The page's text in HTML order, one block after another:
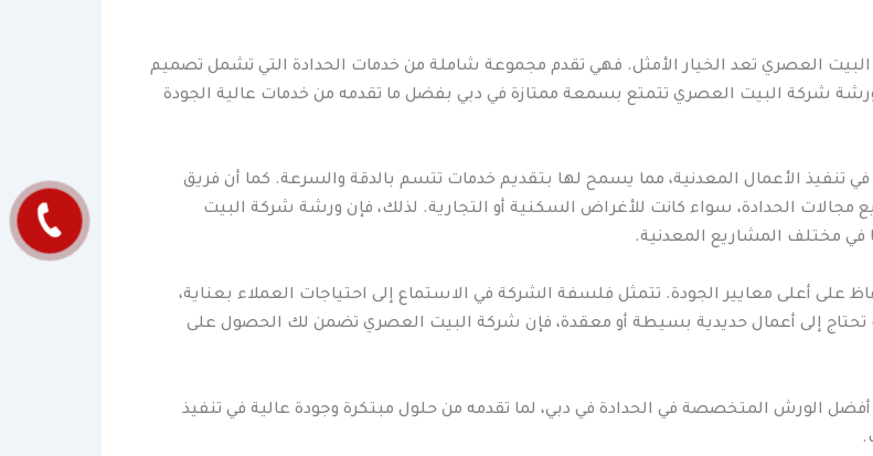
العصري تعد الخيار الأمثل. فهي تقدم مجموعة شاملة من خدمات الحدادة التي تشمل تصميم
ورشة شركة البيت العصري تتمتع بسمعة ممتازة في دبي بفضل ما تقدمه من خدمات عالية الجودة
تنفيذ الأعمال المعدنية، مما يسمح لها بتقديم خدمات تتسم بالدقة والسرعة. كما أن فريق
الحدادة، سواء كانت للأغراض السكنية أو التجارية. لذلك، فإن ورشة شركة البيت
مختلف المشاريع المعدنية.
على أعلى معايير الجودة. تتمثل فلسفة الشركة في الاستماع إلى احتياجات العملاء بعناية،
إلى أعمال حديدية بسيطة أو معقدة، فإن شركة البيت العصري تضمن لك الحصول على
الورش المتخصصة في الحدادة في دبي، لما تقدمه من حلول مبتكرة وجودة عالية في تنفيذ